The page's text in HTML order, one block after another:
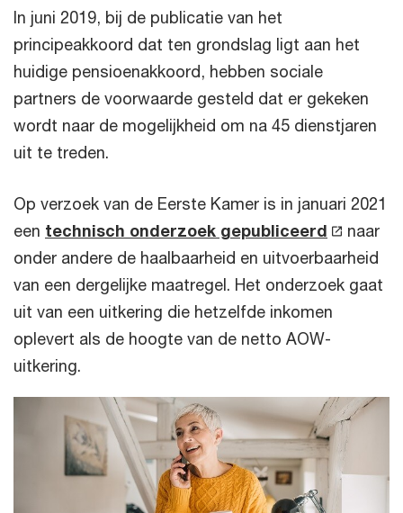
In juni 2019, bij de publicatie van het
principeakkoord dat ten grondslag ligt aan het
huidige pensioenakkoord, hebben sociale
partners de voorwaarde gesteld dat er gekeken
wordt naar de mogelijkheid om na 45 dienstjaren
uit te treden.
Op verzoek van de Eerste Kamer is in januari 2021
een technisch onderzoek gepubliceerd
naar
onder andere de haalbaarheid en uitvoerbaarheid
van een dergelijke maatregel. Het onderzoek gaat
uit van een uitkering die hetzelfde inkomen
oplevert als de hoogte van de netto AOW-
uitkering.